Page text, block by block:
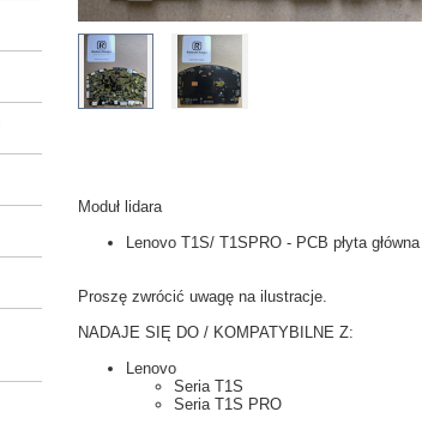
Moduł lidara
Lenovo T1S/ T1SPRO - PCB płyta główna
Proszę zwrócić uwagę na ilustracje.
NADAJE SIĘ DO / KOMPATYBILNE Z:
Lenovo
Seria T1S
Seria T1S PRO